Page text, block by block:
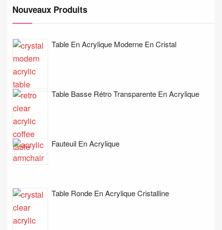
Nouveaux Produits
Table En Acrylique Moderne En Cristal
Table Basse Rétro Transparente En Acrylique
Fauteuil En Acrylique
Table Ronde En Acrylique Cristalline